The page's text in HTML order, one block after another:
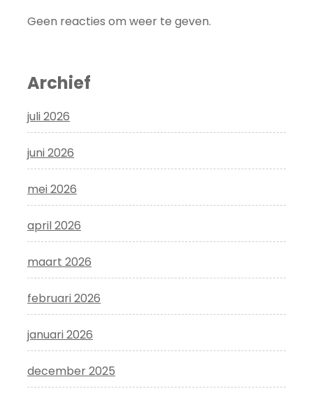
Geen reacties om weer te geven.
Archief
juli 2026
juni 2026
mei 2026
april 2026
maart 2026
februari 2026
januari 2026
december 2025